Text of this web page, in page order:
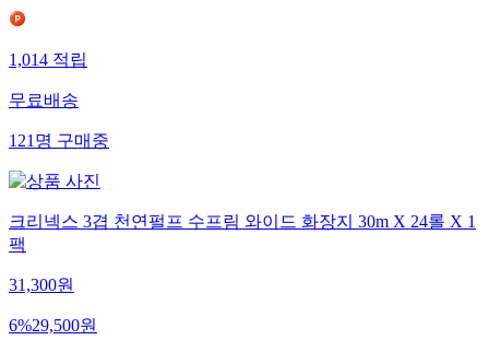
1,014적립
무료배송
121명구매중
크리넥스 3겹 천연펄프 수프림 와이드 화장지 30m X 24롤 X 1
팩
31,300원
6%29,500원